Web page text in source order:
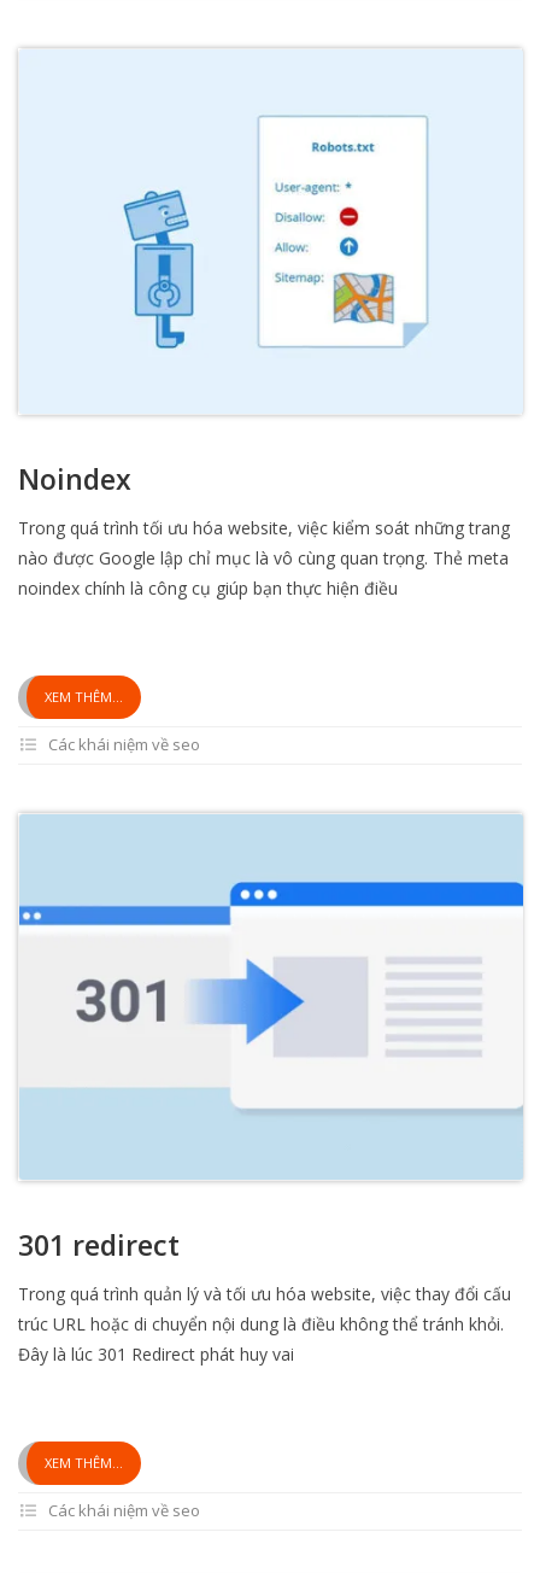
Noindex
Trong quá trình tối ưu hóa website, việc kiểm soát những trang
nào được Google lập chỉ mục là vô cùng quan trọng. Thẻ meta
noindex chính là công cụ giúp bạn thực hiện điều
XEM THÊM...
Các khái niệm về seo
301 redirect
Trong quá trình quản lý và tối ưu hóa website, việc thay đổi cấu
trúc URL hoặc di chuyển nội dung là điều không thể tránh khỏi.
Đây là lúc 301 Redirect phát huy vai
XEM THÊM...
Các khái niệm về seo